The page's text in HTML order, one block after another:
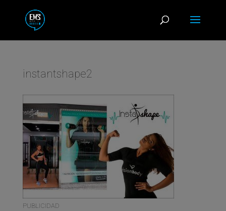
instantshape2
PUBLICIDAD